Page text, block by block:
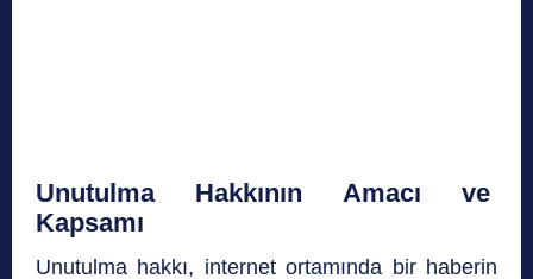
Unutulma Hakkının Amacı ve
Kapsamı
Unutulma hakkı, internet ortamında bir haberin